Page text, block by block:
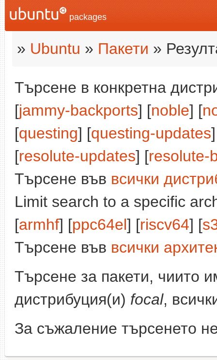
packages
» Ubuntu » Пакети »
Търсене в конкретна
[jammy-backports] [noble] [
[questing] [questing-updates
[resolute-updates] [resolute-
Търсене във всички
Limit search to a specific
[armhf] [ppc64el] [riscv64] [
Търсене във всички
Търсене за пакети, чиито
дистрибуция(и) focal,
За съжаление търсенето